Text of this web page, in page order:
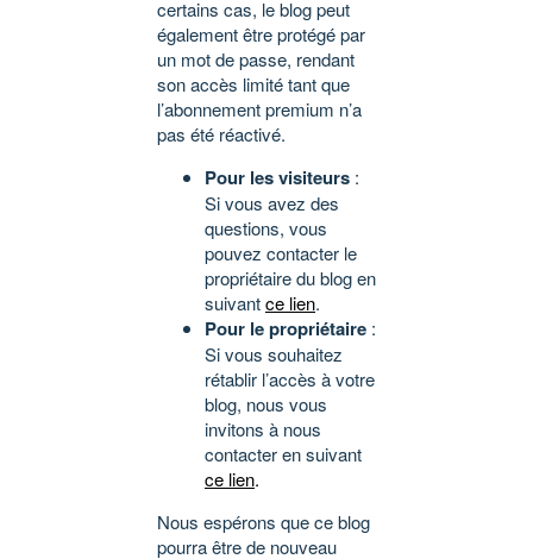
certains cas, le blog peut
également être protégé par
un mot de passe, rendant
son accès limité tant que
l’abonnement premium n’a
pas été réactivé.
Pour les visiteurs :
Si vous avez des
questions, vous
pouvez contacter le
propriétaire du blog en
suivantce lien.
Pour le propriétaire :
Si vous souhaitez
rétablir l’accès à votre
blog, nous vous
invitons à nous
contacter en suivant
ce lien.
Nous espérons que ce blog
pourra être de nouveau